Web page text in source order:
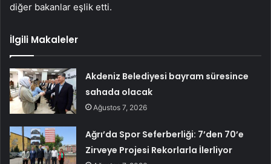
diğer bakanlar eşlik etti.
İlgili Makaleler
Akdeniz Belediyesi bayram süresince
sahada olacak
Ağustos 7, 2026
Ağrı’da Spor Seferberliği: 7’den 70’e
Zirveye Projesi Rekorlarla İlerliyor